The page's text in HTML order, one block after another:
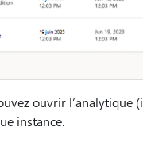
ouvrir l’analytique
instance.